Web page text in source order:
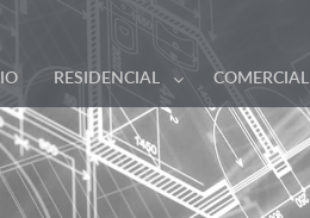
RESIDENCIAL COMERCIAL